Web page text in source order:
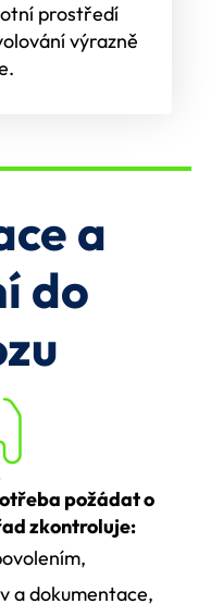
prostředí
výrazně
a
do
požádat o
zkontroluje:
a dokumentace,